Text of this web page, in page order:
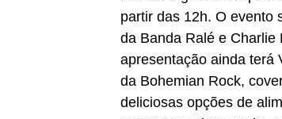
partir das 12h. O evento
da Banda Ralé e Charlie
apresentação ainda terá
da Bohemian Rock,
deliciosas opções de